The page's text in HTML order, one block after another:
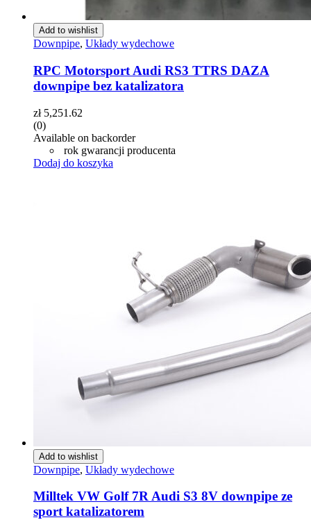
Add to wishlist
Downpipe, Układy wydechowe
RPC Motorsport Audi RS3 TTRS DAZA
downpipe bez katalizatora
zł5,251.62
(0)
Available on backorder
rok gwarancji producenta
Dodaj do koszyka
Add to wishlist
Downpipe, Układy wydechowe
Milltek VW Golf 7R Audi S3 8V downpipe ze
sport katalizatorem